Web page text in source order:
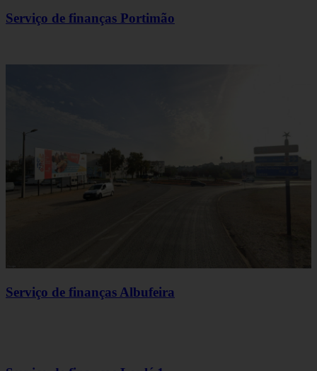
Serviço de finanças Portimão
Serviço de finanças Albufeira